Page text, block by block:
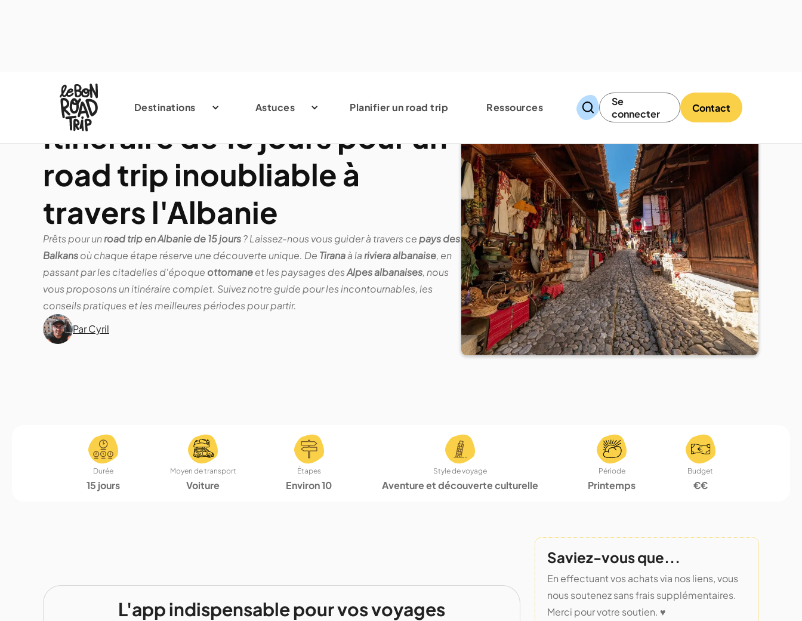
Destinations Astuces Planifier un road trip Ressources
Se
connecter
Contact
Itinéraire de 15 jours pour un
road trip inoubliable à
travers l'Albanie
Prêts pour unroad trip en Albanie de 15 jours? Laissez-nous vous guider à travers cepays des
Balkansoù chaque étape réserve une découverte unique. De Tiranaà lariviera albanaise, en
passant par les citadelles d'époque ottomaneet les paysages desAlpes albanaises, nous
vous proposons un itinéraire complet. Suivez notre guide pour les incontournables, les
conseils pratiques et les meilleures périodes pour partir.
Par Cyril
Durée
15 jours
Moyen de transport
Voiture
Étapes
Environ 10
Style de voyage
Aventure et découverte culturelle
Période
Printemps
Budget
€€
L'app indispensable pour vos voyages
Saviez-vous que...
En effectuant vos achats via nos liens, vous
nous soutenez sans frais supplémentaires.
Merci pour votre soutien. ♥️